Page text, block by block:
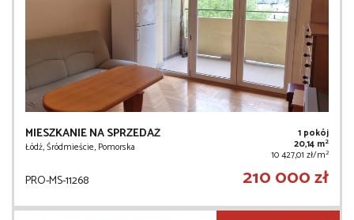
MIESZKANIE NA SPRZEDAŻ
Łódź, Śródmieście, Pomorska
1 pokój
20,14 m2
10 427,01 zł/m2
PRO-MS-11268 210 000 zł